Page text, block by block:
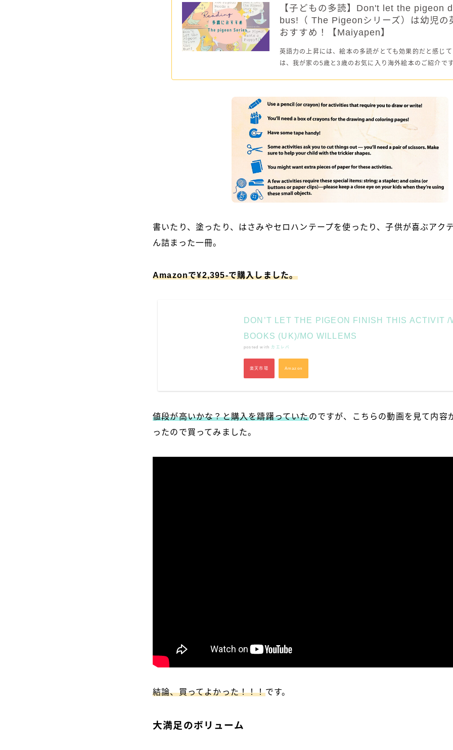
【子どもの多読】Don't let the pigeon
bus!（ The Pigeonシリーズ）は幼児の
おすすめ！【Maiyapen】
英語力の上昇には、絵本の多読がとても効果的だと感じ
は、我が家の5歳と3歳のお気に入り海外絵本のご紹介で
書いたり、塗ったり、はさみやセロハンテープを使ったり、子供が喜ぶアク
ん詰まった一冊。
Amazonで¥2,395-で購入しました。
DON’T LET THE PIGEON FINISH THIS ACTIVIT /
BOOKS (UK)/MO WILLEMS
posted with カエレバ
楽天市場 Amazon
値段が高いかな？と購入を躊躇っていたのですが、こちらの動画を見て内容
ったので買ってみました。
結論、買ってよかった！！！です。
大満足のボリューム